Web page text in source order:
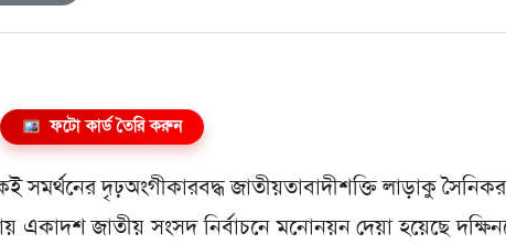
ফটো কার্ড তৈরি করুন
সমর্থনের দৃঢ়অংগীকারবদ্ধ জাতীয়তাবাদীশক্তি লাড়াকু
একাদশ জাতীয় সংসদ নির্বাচনে মনোনয়ন দেয়া হয়েছে